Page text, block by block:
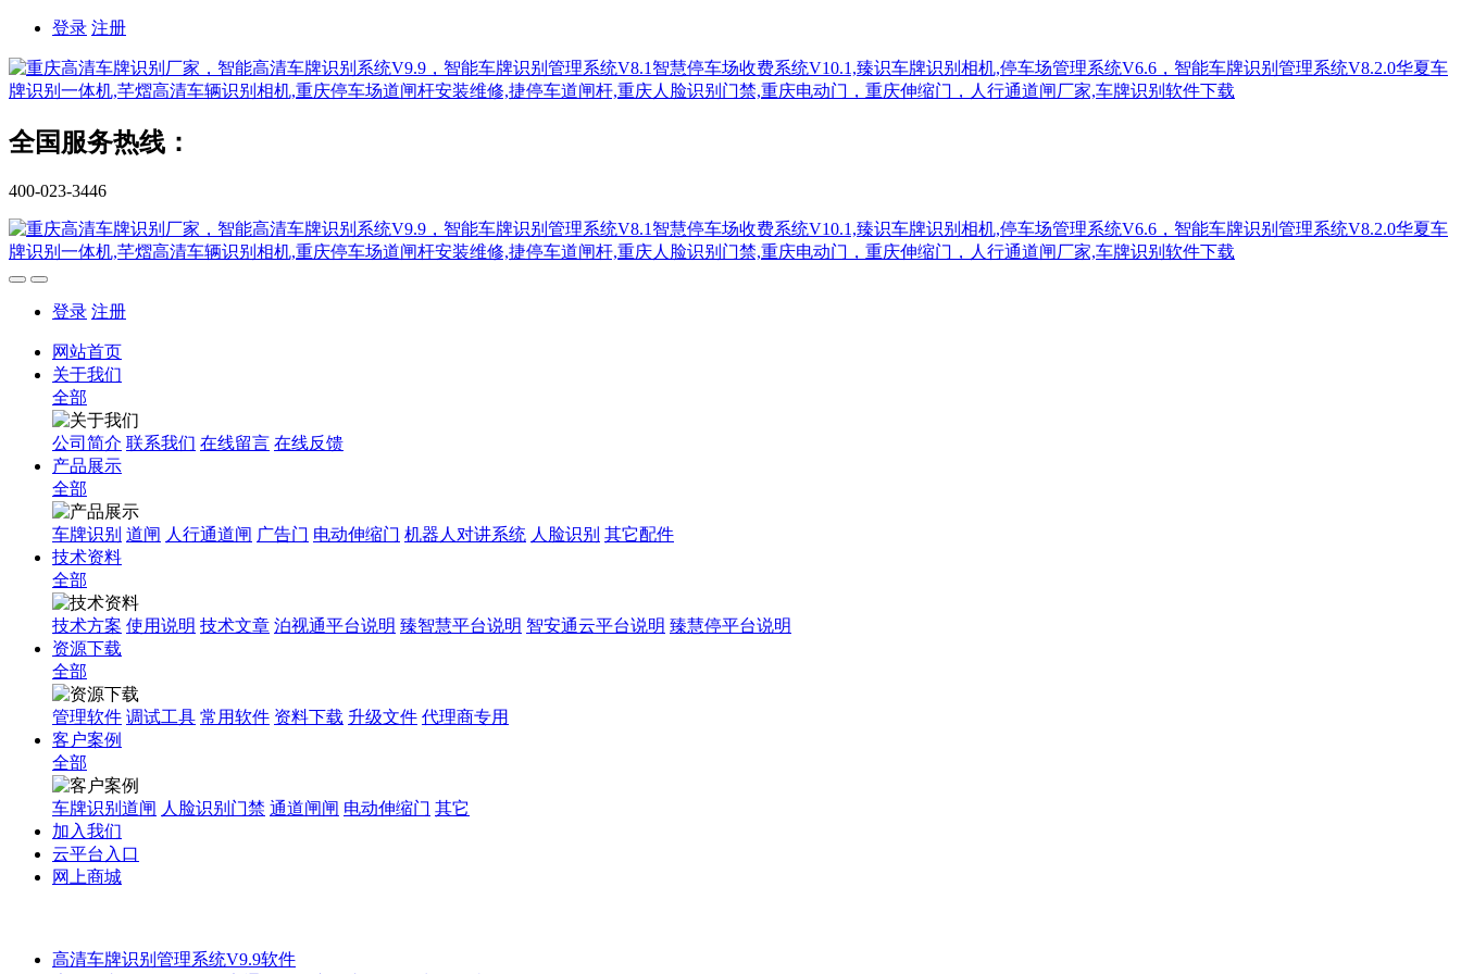
登录 注册
全国服务热线：
400-023-3446
登录 注册
网站首页
关于我们
全部
公司简介 联系我们 在线留言 在线反馈
产品展示
全部
车牌识别 道闸 人行通道闸 广告门 电动伸缩门 机器人对讲系统 人脸识别 其它配件
技术资料
全部
技术方案 使用说明 技术文章 泊视通平台说明 臻智慧平台说明 智安通云平台说明 臻慧停平台说明
资源下载
全部
管理软件 调试工具 常用软件 资料下载 升级文件 代理商专用
客户案例
全部
车牌识别道闸 人脸识别门禁 通道闸闸 电动伸缩门 其它
加入我们
云平台入口
网上商城
高清车牌识别管理系统V9.9软件